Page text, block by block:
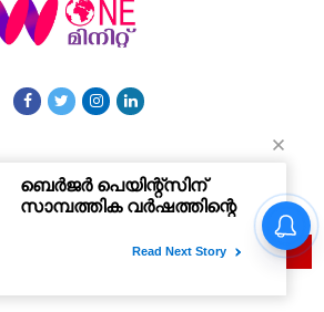
© 2021 Woneminute